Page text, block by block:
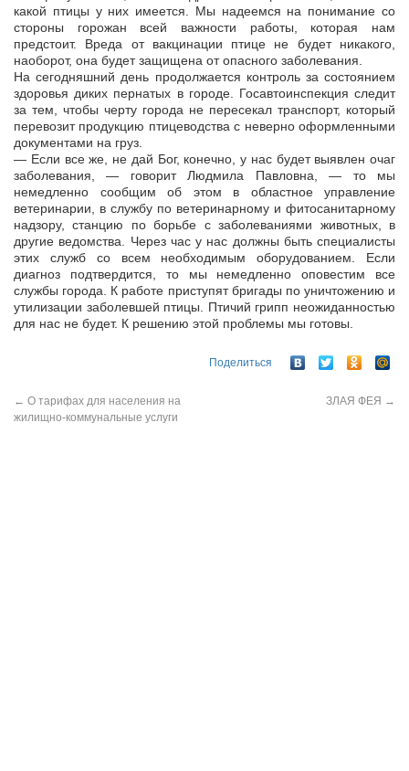
какой птицы у них имеется. Мы надеемся на понимание со
стороны горожан всей важности работы, которая нам
предстоит. Вреда от вакцинации птице не будет никакого,
наоборот, она будет защищена от опасного заболевания.
На сегодняшний день продолжается контроль за состоянием
здоровья диких пернатых в городе. Госавтоинспекция следит
за тем, чтобы черту города не пересекал транспорт, который
перевозит продукцию птицеводства с неверно оформленными
документами на груз.
— Если все же, не дай Бог, конечно, у нас будет выявлен очаг
заболевания, — говорит Людмила Павловна, — то мы
немедленно сообщим об этом в областное управление
ветеринарии, в службу по ветеринарному и фитосанитарному
надзору, станцию по борьбе с заболеваниями животных, в
другие ведомства. Через час у нас должны быть специалисты
этих служб со всем необходимым оборудованием. Если
диагноз подтвердится, то мы немедленно оповестим все
службы города. К работе приступят бригады по уничтожению и
утилизации заболевшей птицы. Птичий грипп неожиданностью
для нас не будет. К решению этой проблемы мы готовы.
Поделиться
← О тарифах для населения на
жилищно-коммунальные услуги
ЗЛАЯ ФЕЯ →